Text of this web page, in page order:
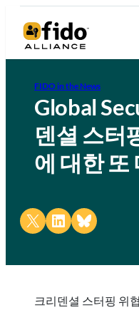
FIDO in the News
Global
덴셜 스터
에 대한 또
Share on X Share on LinkedIn
Share on Bluesky
크리덴셜 스터핑 위